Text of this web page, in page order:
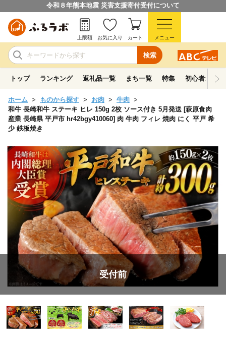
令和８年熊本地震 災害支援寄付受付について
検索
上限額 お気に入り カート メニュー
トップ ランキング 返礼品一覧 まち一覧 特集 初心者ガイド
ホーム ものから探す お肉
牛肉
和牛 長崎和牛 ステーキ ヒレ 150g 2枚 ソース付き 5月発送 [萩原食肉
産業 長崎県 平戸市 hr42bgy410060] 肉 牛肉 フィレ 焼肉 にく 平戸 希
少 鉄板焼き
受付前